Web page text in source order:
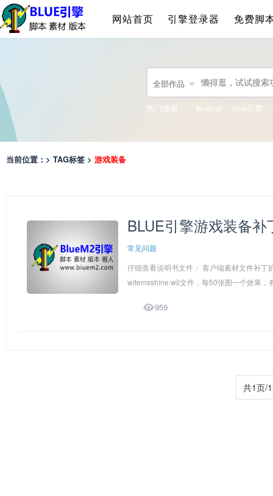
网站首页 引擎登录器 免费脚
全部作品
热门搜索： bluem2 blue引擎
当前位置：> TAG标签 > 游戏装备
BLUE引擎游戏装备
常见问题
仔细查看说明书文件： 客户端素材文件补
witemsshine.wil文件，每50张图一个效果，
959
共1页/